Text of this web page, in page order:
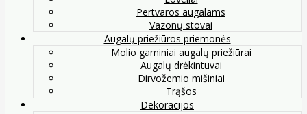
Pertvaros augalams
Vazonų stovai
Augalų priežiūros priemonės
Molio gaminiai augalų priežiūrai
Augalų drėkintuvai
Dirvožemio mišiniai
Trąšos
Dekoracijos